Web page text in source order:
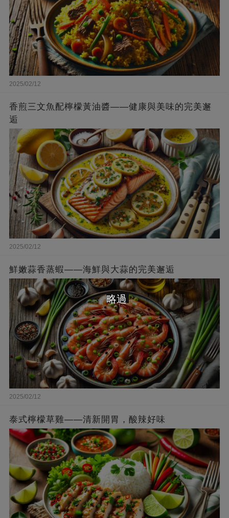
2025/02/12
香煎三文魚配檸檬黃油醬——健康與美味的完美邂
逅
2025/02/12
鮮嫩蒜香蒸蝦——海鮮與大蒜的完美邂逅
2025/02/12
泰式檸檬草雞——清新開胃，酸辣好味
略過